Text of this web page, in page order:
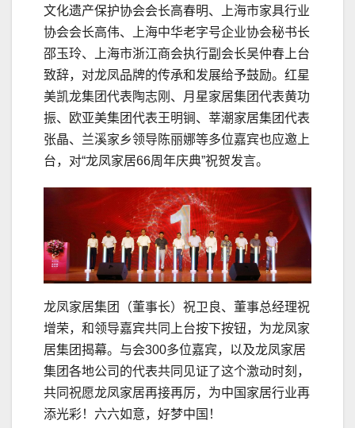
文化遗产保护协会会长高春明、上海市家具行业
协会会长高伟、上海中华老字号企业协会秘书长
邵玉玲、上海市浙江商会执行副会长吴仲春上台
致辞，对龙凤品牌的传承和发展给予鼓励。红星
美凯龙集团代表陶志刚、月星家居集团代表黄功
振、欧亚美集团代表王明锏、莘潮家居集团代表
张晶、兰溪家乡领导陈丽娜等多位嘉宾也应邀上
台，对“龙凤家居66周年庆典”祝贺发言。
龙凤家居集团（董事长）祝卫良、董事总经理祝
增荣，和领导嘉宾共同上台按下按钮，为龙凤家
居集团揭幕。与会300多位嘉宾，以及龙凤家居
集团各地公司的代表共同见证了这个激动时刻，
共同祝愿龙凤家居再接再厉，为中国家居行业再
添光彩！六六如意，好梦中国！